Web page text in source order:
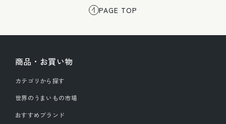
PAGE TOP
商品・お買い物
カテゴリから探す
世界のうまいもの市場
おすすめブランド